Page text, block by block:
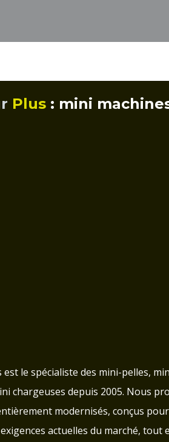
Plus : mini
le spécialiste des mini-pelles,
chargeuses depuis 2005. Nous
modernisés, conçus pour
actuelles du marché, tout